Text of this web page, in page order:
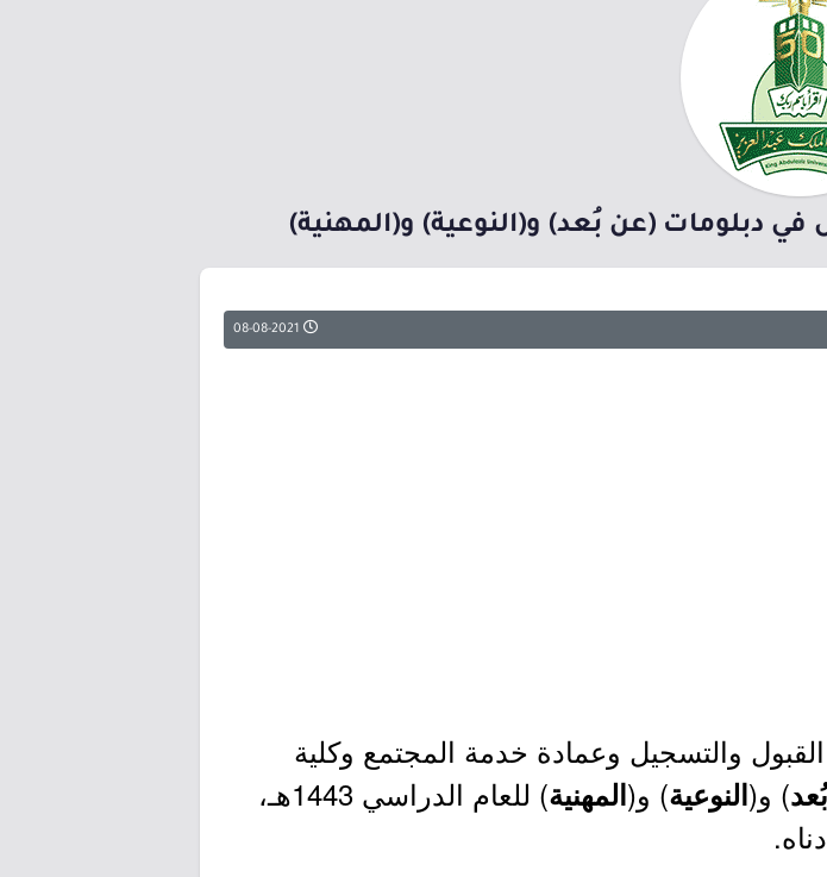
في دبلومات (عن بُعد) و(النوعية) و(المهنية)
والتسجيل وعمادة خدمة المجتمع وكلية
) و(النوعية) و(المهنية
) للعام الدراسي 1443هـ،